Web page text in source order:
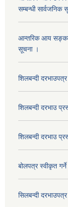
सम्बन्धी सार्वजनिक
आन्तरिक आय
सूचना ।
शिलबन्दी
शिलबन्दी दरभाउ
शिलबन्दी दरभाउ
बोलपत्र स्वीकृत
सिलबन्दी